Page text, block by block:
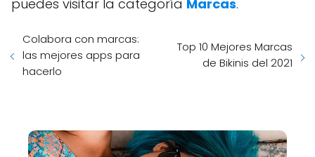
puedes visitar la categoría Marcas.
Colabora con marcas:
las mejores apps para
hacerlo
Top 10 Mejores Marcas
de Bikinis del 2021